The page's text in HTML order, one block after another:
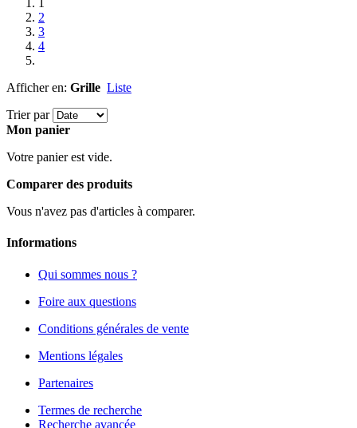
1
2
3
4
Afficher en: Grille Liste
Trier par
Mon panier
Votre panier est vide.
Comparer des produits
Vous n'avez pas d'articles à comparer.
Informations
Qui sommes nous ?
Foire aux questions
Conditions générales de vente
Mentions légales
Partenaires
Termes de recherche
Recherche avancée